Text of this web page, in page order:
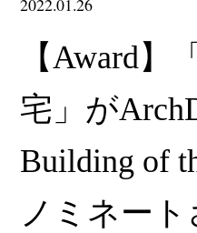
2022.01.26
【Award】
宅」が
Building of
ノミネー